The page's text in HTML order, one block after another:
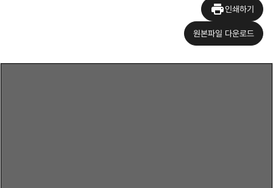
인쇄하기
원본파일 다운로드